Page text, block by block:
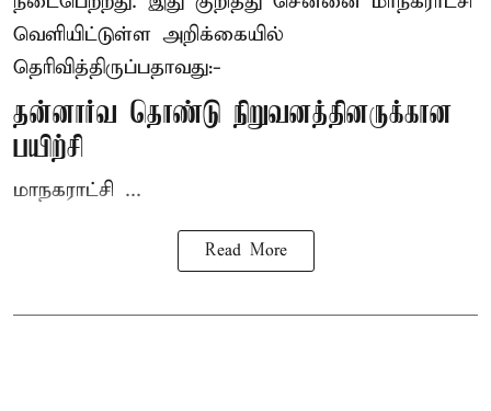
வெளியிட்டுள்ள அறிக்கையில்
தெரிவித்திருப்பதாவது:-
தன்னார்வ தொண்டு நிறுவனத்தினருக்கான
பயிற்சி
மாநகராட்சி ...
Read More